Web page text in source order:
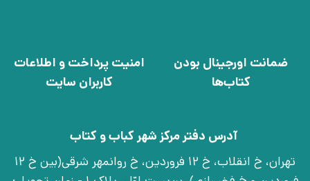
ضمانت اورجینال بودن
کتاب‌ها
امنیت پرداخت و اطلاعات
کاربران سایت
آدرس دفتر مرکز شهر کباب و کتاب
تهران، خ انقلاب، خ 12 فروردین، خ روانمهر شرقی(بین خ 12